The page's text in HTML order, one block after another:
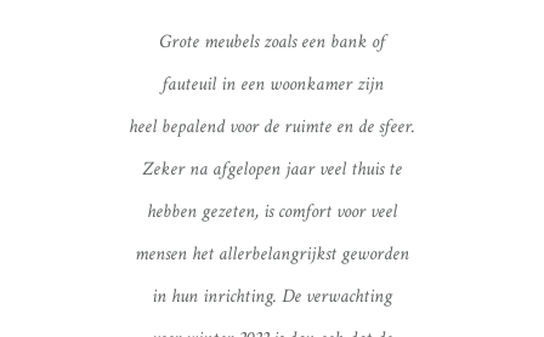
Grote meubels zoals een bank of
fauteuil in een woonkamer zijn
heel bepalend voor de ruimte en de sfeer.
Zeker na afgelopen jaar veel thuis te
hebben gezeten, is comfort voor veel
mensen het allerbelangrijkst geworden
in hun inrichting. De verwachting